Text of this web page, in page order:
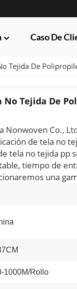
Caso De
Tejida De
Tejida De
Nonwoven Co.,
de tela no
tela no tejida pp
tiempo de
una
1000M/Rollo